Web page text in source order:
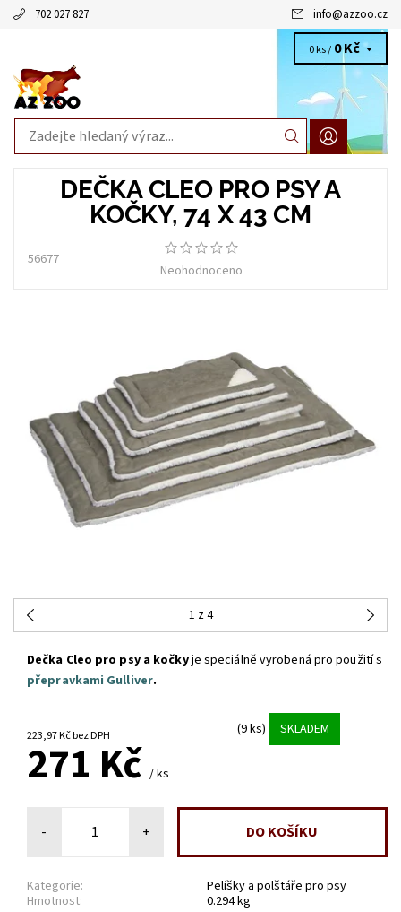
702 027 827 info@azzoo.cz
0 ks / 0 Kč
DEČKA CLEO PRO PSY A
KOČKY, 74 X 43 CM
56677
Neohodnoceno
1 z 4
Dečka Cleo pro psy a kočkyje speciálně vyrobená pro použití s
přepravkami Gulliver.
223,97 Kč bez DPH (9 ks) SKLADEM
271 Kč / ks
- +
Kategorie:
Pelíšky a polštáře pro psy
Hmotnost:
0.294 kg